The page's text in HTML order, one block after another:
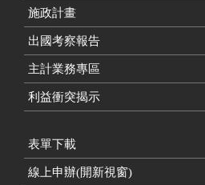
施政計畫
出國考察報告
主計業務專區
利益衝突揭示
表單下載
線上申辦(開新視窗)